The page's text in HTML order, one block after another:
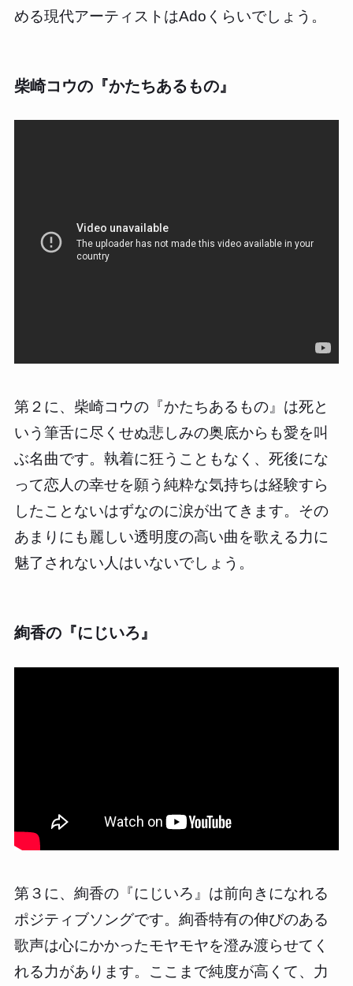
める現代アーティストはAdoくらいでしょう。
柴崎コウの『かたちあるもの』
第２に、柴崎コウの『かたちあるもの』は死と
いう筆舌に尽くせぬ悲しみの奥底からも愛を叫
ぶ名曲です。執着に狂うこともなく、死後にな
って恋人の幸せを願う純粋な気持ちは経験すら
したことないはずなのに涙が出てきます。その
あまりにも麗しい透明度の高い曲を歌える力に
魅了されない人はいないでしょう。
絢香の『にじいろ』
第３に、絢香の『にじいろ』は前向きになれる
ポジティブソングです。絢香特有の伸びのある
歌声は心にかかったモヤモヤを澄み渡らせてく
れる力があります。ここまで純度が高くて、力